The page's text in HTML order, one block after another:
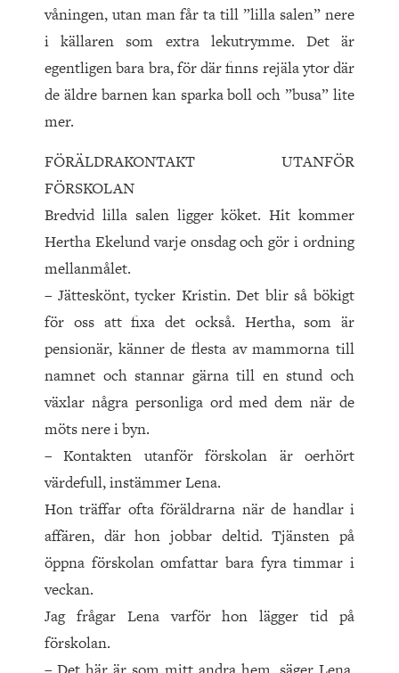
våningen, utan man får ta till ”lilla salen” nere
i källaren som extra lekutrymme. Det är
egentligen bara bra, för där finns rejäla ytor där
de äldre barnen kan sparka boll och ”busa” lite
mer.
FÖRÄLDRAKONTAKT UTANFÖR
FÖRSKOLAN
Bredvid lilla salen ligger köket. Hit kommer
Hertha Ekelund varje onsdag och gör i ordning
mellanmålet.
– Jätteskönt, tycker Kristin. Det blir så bökigt
för oss att fixa det också. Hertha, som är
pensionär, känner de flesta av mammorna till
namnet och stannar gärna till en stund och
växlar några personliga ord med dem när de
möts nere i byn.
– Kontakten utanför förskolan är oerhört
värdefull, instämmer Lena.
Hon träffar ofta föräldrarna när de handlar i
affären, där hon jobbar deltid. Tjänsten på
öppna förskolan omfattar bara fyra timmar i
veckan.
Jag frågar Lena varför hon lägger tid på
förskolan.